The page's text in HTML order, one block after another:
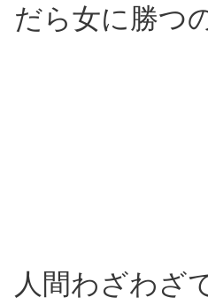
だら女に勝つ
人間わざわざ